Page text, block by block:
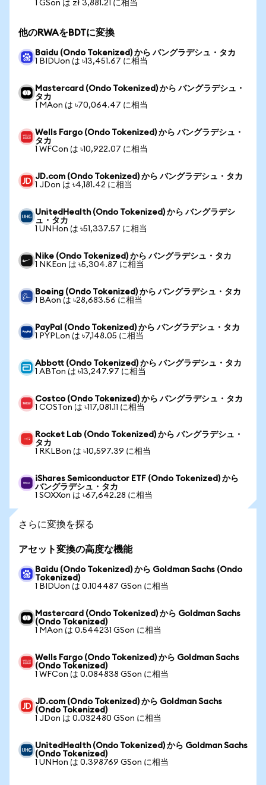
1 GSon は zł 3,881.21 に相当
他のRWAをBDTに変換
Baidu (Ondo Tokenized) から バングラデシュ・タカ
1 BIDUon は ৳13,451.67 に相当
Mastercard (Ondo Tokenized) から バングラデシュ・
タカ
1 MAon は ৳70,064.47 に相当
Wells Fargo (Ondo Tokenized) から バングラデシュ・
タカ
1 WFCon は ৳10,922.07 に相当
JD.com (Ondo Tokenized) から バングラデシュ・タカ
1 JDon は ৳4,181.42 に相当
UnitedHealth (Ondo Tokenized) から バングラデシ
ュ・タカ
1 UNHon は ৳51,337.57 に相当
Nike (Ondo Tokenized) から バングラデシュ・タカ
1 NKEon は ৳5,304.87 に相当
Boeing (Ondo Tokenized) から バングラデシュ・タカ
1 BAon は ৳28,683.56 に相当
PayPal (Ondo Tokenized) から バングラデシュ・タカ
1 PYPLon は ৳7,148.05 に相当
Abbott (Ondo Tokenized) から バングラデシュ・タカ
1 ABTon は ৳13,247.97 に相当
Costco (Ondo Tokenized) から バングラデシュ・タカ
1 COSTon は ৳117,081.11 に相当
Rocket Lab (Ondo Tokenized) から バングラデシュ・
タカ
1 RKLBon は ৳10,597.39 に相当
iShares Semiconductor ETF (Ondo Tokenized) から
バングラデシュ・タカ
1 SOXXon は ৳67,642.28 に相当
さらに変換を探る
アセット変換の高度な機能
Baidu (Ondo Tokenized) から Goldman Sachs (Ondo
Tokenized)
1 BIDUon は 0.104487 GSon に相当
Mastercard (Ondo Tokenized) から Goldman Sachs
(Ondo Tokenized)
1 MAon は 0.544231 GSon に相当
Wells Fargo (Ondo Tokenized) から Goldman Sachs
(Ondo Tokenized)
1 WFCon は 0.084838 GSon に相当
JD.com (Ondo Tokenized) から Goldman Sachs
(Ondo Tokenized)
1 JDon は 0.032480 GSon に相当
UnitedHealth (Ondo Tokenized) から Goldman Sachs
(Ondo Tokenized)
1 UNHon は 0.398769 GSon に相当